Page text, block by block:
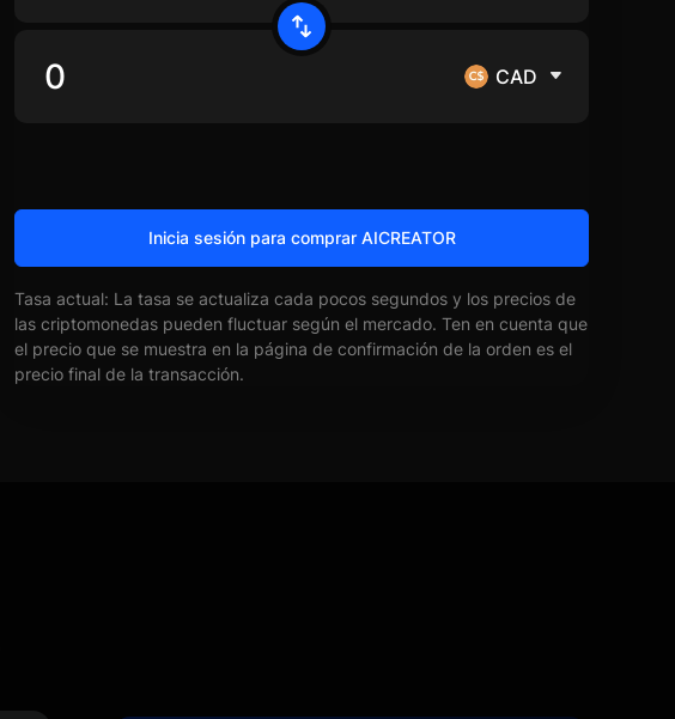
CAD
Inicia sesión para comprar AICREATOR
Tasa actual: La tasa se actualiza cada pocos segundos y los precios de
las criptomonedas pueden fluctuar según el mercado. Ten en cuenta que
el precio que se muestra en la página de confirmación de la orden es el
precio final de la transacción.